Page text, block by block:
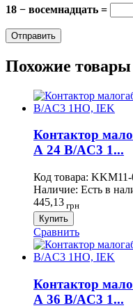
18 − восемнадцать =
Похожие товары
Контактор
А 24 В/AC3 1...
Код товара: KKM11-
Наличие: Есть в
445,13 грн
Купить
Сравнить
Контактор
А 36 В/AC3 1...